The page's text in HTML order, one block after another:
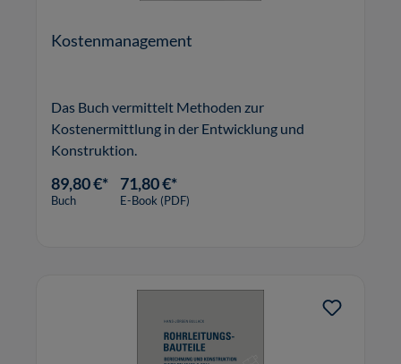
Kostenmanagement
Das Buch vermittelt Methoden zur
Kostenermittlung in der Entwicklung und
Konstruktion.
89,80 €*
Buch
71,80 €*
E-Book (PDF)